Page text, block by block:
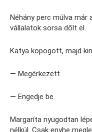
Néhány perc múlva
vállalatok sorsa dőlt el.
Katya kopogott, majd
— Megérkezett.
— Engedje be.
Margaríta nyugodtan
nélkül. Csak enyhe